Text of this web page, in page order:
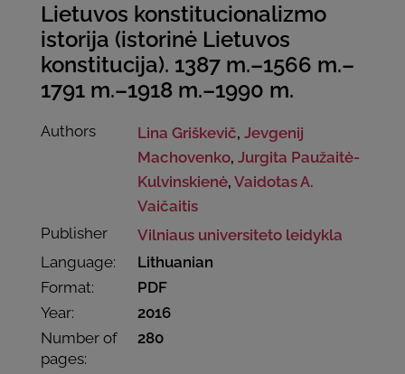
Lietuvos konstitucionalizmo
istorija (istorinė Lietuvos
konstitucija). 1387 m.–1566 m.–
1791 m.–1918 m.–1990 m.
Authors Lina Griškevič,Jevgenij
Machovenko,Jurgita Paužaitė-
Kulvinskienė,Vaidotas A.
Vaičaitis
Publisher
Vilniaus universiteto leidykla
Language:
Lithuanian
Format:
PDF
Year:
2016
Number of
pages:
280